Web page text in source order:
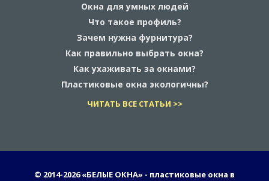
Окна для умных людей
Что такое профиль?
Зачем нужна фурнитура?
Как правильно выбрать окна?
Как ухаживать за окнами?
Пластиковые окна экологичны?
ЧИТАТЬ ВСЕ СТАТЬИ >>
© 2014-2026 «БЕЛЫЕ ОКНА» - пластиковые окна в